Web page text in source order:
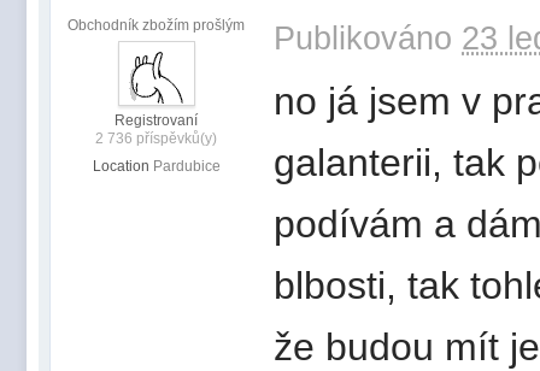
Obchodník zbožím prošlým
Registrovaní
2 736 příspěvků(y)
Location Pardubice
Publikováno 23
no já jsem v
galanterii, tak
podívám a
blbosti, tak
že budou mít